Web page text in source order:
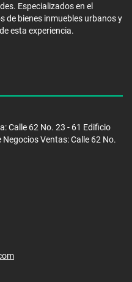
Especializados en el
de bienes inmuebles urbanos y
esta experiencia.
Calle 62 No. 23 - 61 Edificio
Ventas: Calle 62 No.